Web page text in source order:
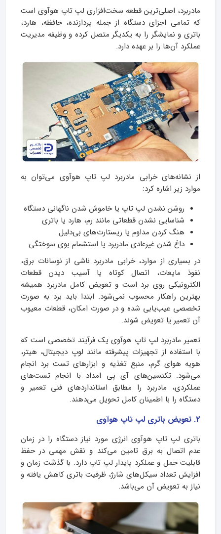
مادربرد، اصلی‌ترین قطعه سخت‌افزاری لپ تاپ هوآوی است
که تمامی اجزای دستگاه از جمله پردازنده، حافظه، هارد،
باتری و نمایشگر را به یکدیگر متصل کرده و وظیفه مدیریت
عملکرد آن‌ها را بر عهده دارد.
از نشانه‌های خرابی مادربرد لپ تاپ هوآوی می‌توان به
موارد زیر اشاره کرد:
روشن نشدن لپ تاپ یا خاموش شدن ناگهانی دستگاه
شناسایی نشدن قطعاتی مانند رم، هارد یا باتری
هنگ کردن مداوم یا ریستارت‌های بی‌دلیل
داغ شدن غیرعادی مادربرد یا استشمام بوی سوختگی
در بسیاری از موارد، خرابی مادربرد ناشی از نوسانات برق،
نفوذ مایعات، اتصال کوتاه یا آسیب دیدن قطعات
الکترونیکی روی برد است و تعویض کامل مادربرد همیشه
بهترین راهکار محسوب نمی‌شود. ابتدا باید برد به صورت
تخصصی عیب‌یابی شده و در صورت امکان، قطعات معیوب
آن تعمیر یا تعویض شوند.
تعمیر مادربرد لپ تاپ هوآوی یک فرآیند تخصصی است که
با استفاده از تجهیزات پیشرفته مانند لوپ دیجیتال، هیتر،
هویه هوای گرم، منبع تغذیه و ابزارهای تست برد انجام
می‌شود. تکنسین‌های آی پی امداد با انجام تست‌های
عملکردی، مادربرد را مطابق استانداردهای فنی تعمیر و
دستگاه را با اطمینان کامل تحویل می‌دهند.
2. تعویض باتری لپ تاپ هوآوی
باتری لپ تاپ هوآوی انرژی مورد نیاز دستگاه را در زمان
عدم اتصال به برق تامین می‌کند و نقش مهمی در حفظ
قابلیت حمل و عملکرد پایدار لپ تاپ دارد. با گذشت زمان و
افزایش تعداد سیکل‌های شارژ، ظرفیت باتری کاهش یافته و
نیاز به تعویض آن می‌باشد.